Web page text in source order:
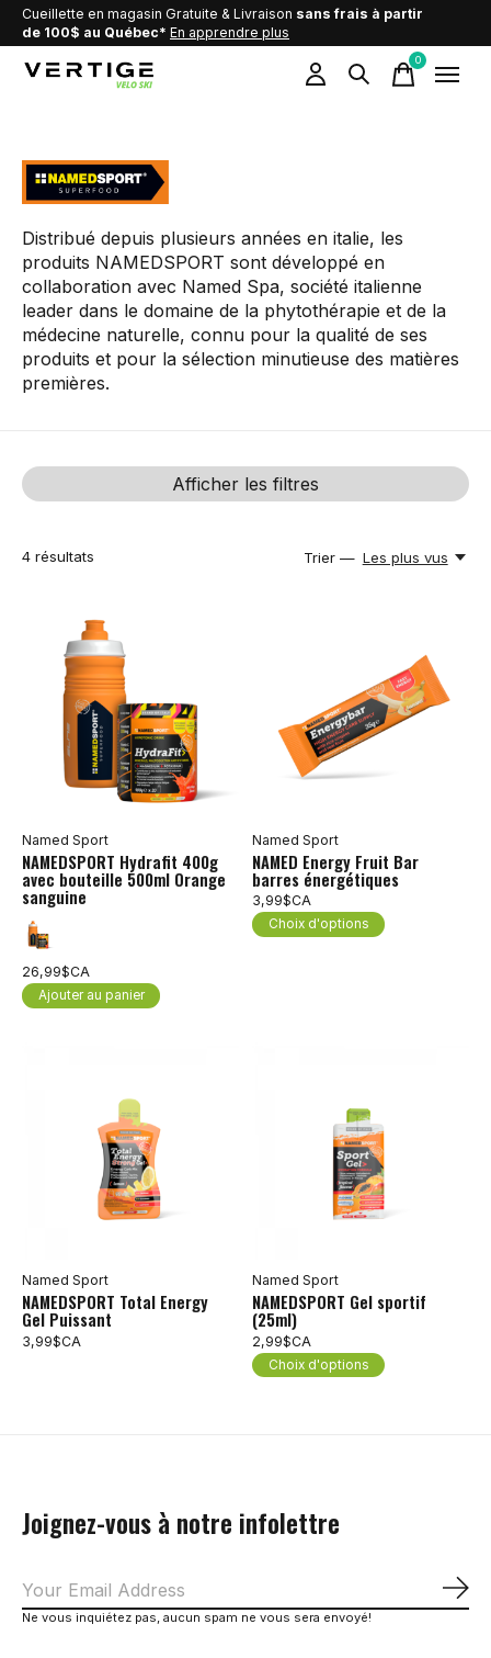
Cueillette en magasin Gratuite & Livraison sans frais à partir
de 100$ au Québec* En apprendre plus
0items
Named Sport
Distribué depuis plusieurs années en italie, les
produits NAMEDSPORT sont développé en
collaboration avec Named Spa, société italienne
leader dans le domaine de la phytothérapie et de la
médecine naturelle, connu pour la qualité de ses
produits et pour la sélection minutieuse des matières
premières.
Afficher les filtres
4 résultats Trier — Les plus vus
Named Sport
NAMEDSPORT Hydrafit 400g
avec bouteille 500ml Orange
sanguine
26,99$CA
Ajouter au panier
Named Sport
NAMED Energy Fruit Bar
barres énergétiques
3,99$CA
Choix d'options
Named Sport
NAMEDSPORT Total Energy
Gel Puissant
3,99$CA
Named Sport
NAMEDSPORT Gel sportif
(25ml)
2,99$CA
Choix d'options
Joignez-vous à notre infolettre
Ne vous inquiétez pas, aucun spam ne vous sera envoyé!